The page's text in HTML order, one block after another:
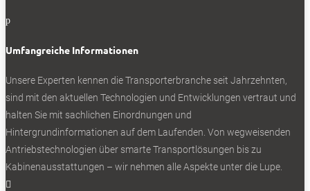
p
Umfangreiche Informationen
Unsere Experten kennen die Transporterbranche seit Jahrzehnten,
sind mit den aktuellen Technologien und Entwicklungen vertraut und
halten Sie mit sachlichen Einordnungen und
Hintergrundinformationen auf dem Laufenden. Von wegweisenden
Antriebstechnologien über smarte Transportlösungen bis zu
Kabinenausstattungen – wir nehmen alle Aspekte unter die Lupe.
